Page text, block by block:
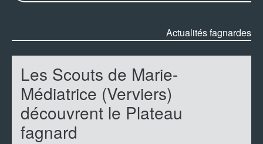
Actualités fagnardes
Les Scouts de Marie-
Médiatrice (Verviers)
découvrent le Plateau
fagnard